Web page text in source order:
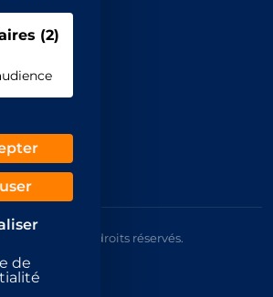
(2)
de
Gratuit. Tous droits réservés.